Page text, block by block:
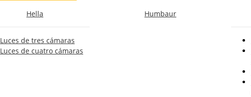
Hella
Luces de tres cámaras
Luces de cuatro cámaras
Humbaur